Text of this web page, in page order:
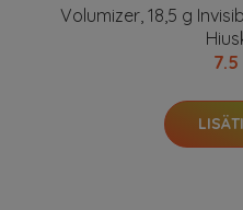
Volumizer, 18,5 g
7.5